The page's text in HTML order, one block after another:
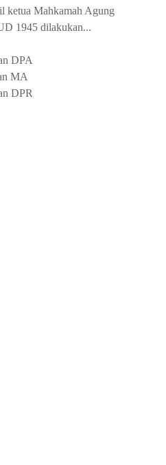
ketua Mahkamah Agung
1945 dilakukan...
DPA
MA
DPR